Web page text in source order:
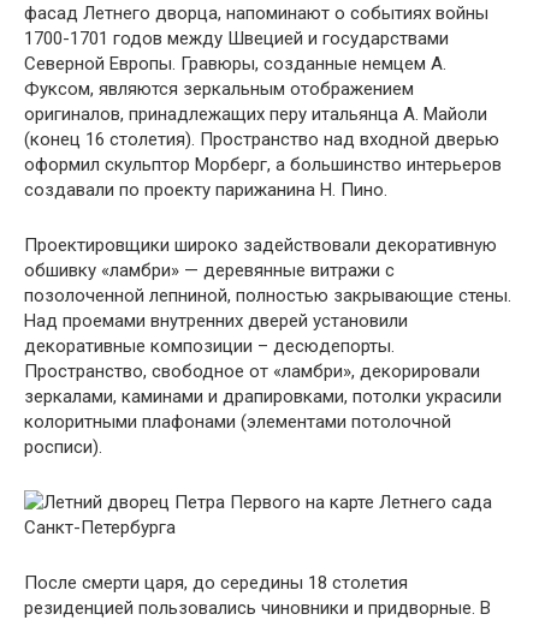
фасад Летнего дворца, напоминают о событиях войны
1700-1701 годов между Швецией и государствами
Северной Европы. Гравюры, созданные немцем А.
Фуксом, являются зеркальным отображением
оригиналов, принадлежащих перу итальянца А. Майоли
(конец 16 столетия). Пространство над входной дверью
оформил скульптор Морберг, а большинство интерьеров
создавали по проекту парижанина Н. Пино.
Проектировщики широко задействовали декоративную
обшивку «ламбри» — деревянные витражи с
позолоченной лепниной, полностью закрывающие стены.
Над проемами внутренних дверей установили
декоративные композиции – десюдепорты.
Пространство, свободное от «ламбри», декорировали
зеркалами, каминами и драпировками, потолки украсили
колоритными плафонами (элементами потолочной
росписи).
После смерти царя, до середины 18 столетия
резиденцией пользовались чиновники и придворные. В